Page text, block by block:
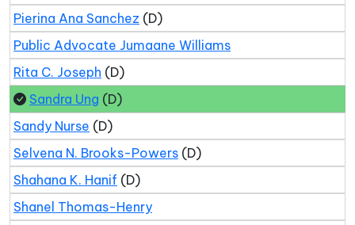
Pierina Ana Sanchez (D)
Public Advocate Jumaane Williams
Rita C. Joseph (D)
Sandra Ung (D)
Sandy Nurse (D)
Selvena N. Brooks-Powers (D)
Shahana K. Hanif (D)
Shanel Thomas-Henry